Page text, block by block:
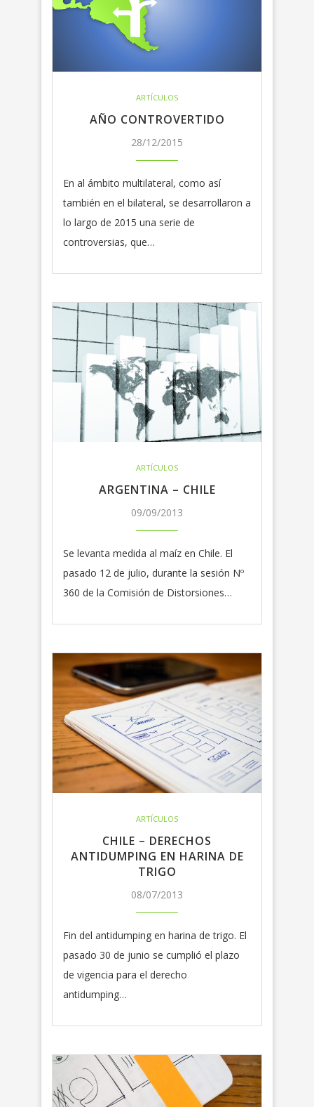
ARTÍCULOS
AÑO CONTROVERTIDO
28/12/2015
En al ámbito multilateral, como así
también en el bilateral, se desarrollaron a
lo largo de 2015 una serie de
controversias, que…
ARTÍCULOS
ARGENTINA – CHILE
09/09/2013
Se levanta medida al maíz en Chile. El
pasado 12 de julio, durante la sesión Nº
360 de la Comisión de Distorsiones…
ARTÍCULOS
CHILE – DERECHOS
ANTIDUMPING EN HARINA DE
TRIGO
08/07/2013
Fin del antidumping en harina de trigo. El
pasado 30 de junio se cumplió el plazo
de vigencia para el derecho
antidumping…